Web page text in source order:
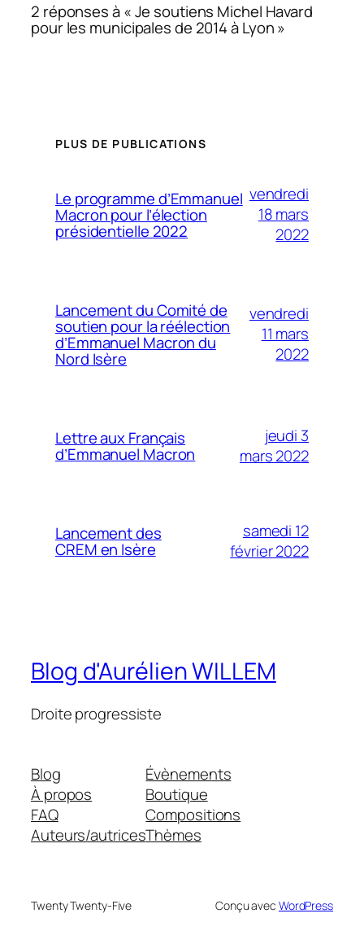
2 réponses à « Je soutiens Michel Havard
pour les municipales de 2014 à Lyon »
PLUS DE PUBLICATIONS
Le programme d’Emmanuel
Macron pour l’élection
présidentielle 2022
vendredi
18 mars
2022
Lancement du Comité de
soutien pour la réélection
d’Emmanuel Macron du
Nord Isère
vendredi
11 mars
2022
Lettre aux Français
d’Emmanuel Macron
jeudi 3
mars 2022
Lancement des
CREM en Isère
samedi 12
février 2022
Blog d'Aurélien WILLEM
Droite progressiste
Blog
À propos
FAQ
Auteurs/autrices
Évènements
Boutique
Compositions
Thèmes
Twenty Twenty-Five Conçu avec WordPress